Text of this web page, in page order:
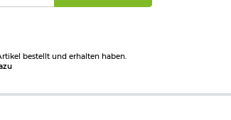
bestellt und erhalten haben.